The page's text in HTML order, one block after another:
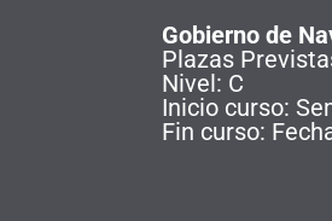
Gobierno de
Plazas
Nivel: C
Inicio curso:
Fin curso: